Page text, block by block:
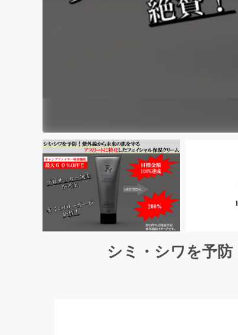
シミ・シワを予